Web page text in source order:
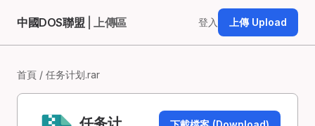
中國DOS聯盟 | 上傳區 登入 上傳 Upload
首頁 / 任务计划.rar